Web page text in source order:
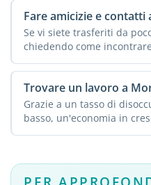
Fare amicizie e contatti
Se vi siete trasferiti da
chiedendo come
legami o ...
Trovare un lavoro a
Grazie a un tasso di
basso, un'economia in